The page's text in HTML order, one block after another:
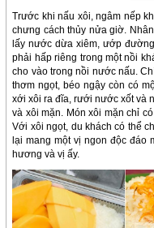
Trước khi nấu xôi, ngâm nếp
chưng cách thủy nửa giờ.
lấy nước dừa xiêm, ướp
phải hấp riêng trong một nồi
cho vào trong nồi nước nấu.
thơm ngọt, béo ngậy còn có
xới xôi ra đĩa, rưới nước xốt và
và xôi mặn. Món xôi mặn chỉ
Với xôi ngọt, du khách có thể
lại mang một vị ngon độc đáo
hương và vị ấy.